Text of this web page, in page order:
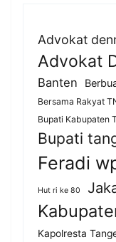
Advokat
Advokat
Banten
Bersama Rakyat
Bupati Kabupaten
Bupati
Feradi
Hut ri ke 80
Kapolresta